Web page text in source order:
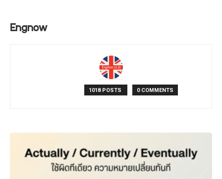
Engnow
1018 POSTS 0 COMMENTS